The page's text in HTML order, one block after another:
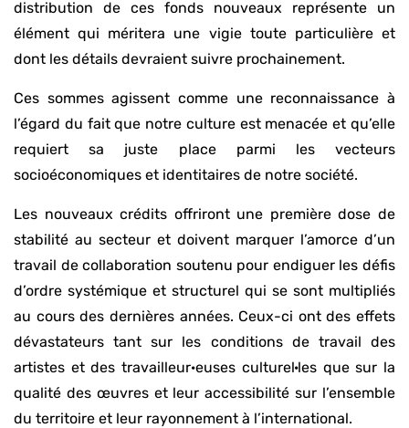
distribution de ces fonds nouveaux représente un
élément qui méritera une vigie toute particulière et
dont les détails devraient suivre prochainement.
Ces sommes agissent comme une reconnaissance à
l’égard du fait que notre culture est menacée et qu’elle
requiert sa juste place parmi les vecteurs
socioéconomiques et identitaires de notre société.
Les nouveaux crédits offriront une première dose de
stabilité au secteur et doivent marquer l’amorce d’un
travail de collaboration soutenu pour endiguer les défis
d’ordre systémique et structurel qui se sont multipliés
au cours des dernières années. Ceux-ci ont des effets
dévastateurs tant sur les conditions de travail des
artistes et des travailleur·euses culturel·les que sur la
qualité des œuvres et leur accessibilité sur l’ensemble
du territoire et leur rayonnement à l’international.